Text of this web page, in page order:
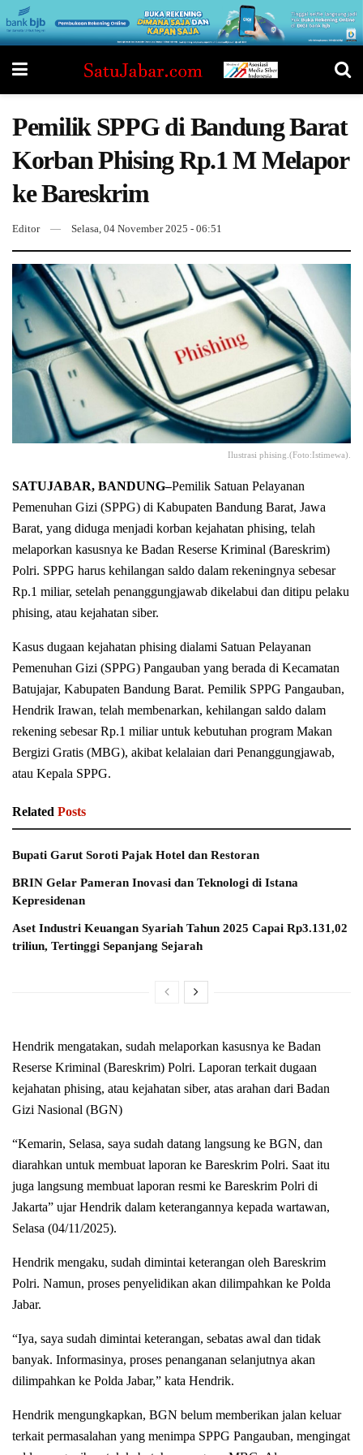
Pemilik SPPG di Bandung Barat
Korban Phising Rp.1 M Melapor
ke Bareskrim
Editor Selasa, 04 November 2025 - 06:51
Ilustrasi phising.(Foto:Istimewa).
SATUJABAR, BANDUNG–Pemilik Satuan Pelayanan
Pemenuhan Gizi (SPPG) di Kabupaten Bandung Barat, Jawa
Barat, yang diduga menjadi korban kejahatan phising, telah
melaporkan kasusnya ke Badan Reserse Kriminal (Bareskrim)
Polri. SPPG harus kehilangan saldo dalam rekeningnya sebesar
Rp.1 miliar, setelah penanggungjawab dikelabui dan ditipu pelaku
phising, atau kejahatan siber.
Kasus dugaan kejahatan phising dialami Satuan Pelayanan
Pemenuhan Gizi (SPPG) Pangauban yang berada di Kecamatan
Batujajar, Kabupaten Bandung Barat. Pemilik SPPG Pangauban,
Hendrik Irawan, telah membenarkan, kehilangan saldo dalam
rekening sebesar Rp.1 miliar untuk kebutuhan program Makan
Bergizi Gratis (MBG), akibat kelalaian dari Penanggungjawab,
atau Kepala SPPG.
Related Posts
Bupati Garut Soroti Pajak Hotel dan Restoran
BRIN Gelar Pameran Inovasi dan Teknologi di Istana
Kepresidenan
Aset Industri Keuangan Syariah Tahun 2025 Capai Rp3.131,02
triliun, Tertinggi Sepanjang Sejarah
Hendrik mengatakan, sudah melaporkan kasusnya ke Badan
Reserse Kriminal (Bareskrim) Polri. Laporan terkait dugaan
kejahatan phising, atau kejahatan siber, atas arahan dari Badan
Gizi Nasional (BGN)
“Kemarin, Selasa, saya sudah datang langsung ke BGN, dan
diarahkan untuk membuat laporan ke Bareskrim Polri. Saat itu
juga langsung membuat laporan resmi ke Bareskrim Polri di
Jakarta” ujar Hendrik dalam keterangannya kepada wartawan,
Selasa (04/11/2025).
Hendrik mengaku, sudah dimintai keterangan oleh Bareskrim
Polri. Namun, proses penyelidikan akan dilimpahkan ke Polda
Jabar.
“Iya, saya sudah dimintai keterangan, sebatas awal dan tidak
banyak. Informasinya, proses penanganan selanjutnya akan
dilimpahkan ke Polda Jabar,” kata Hendrik.
Hendrik mengungkapkan, BGN belum memberikan jalan keluar
terkait permasalahan yang menimpa SPPG Pangauban, mengingat